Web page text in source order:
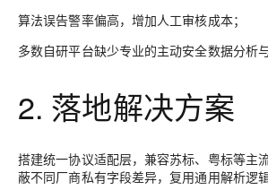
算法误告警率偏高，增加人工审核成本；
多数自研平台缺少专业的主动安全数据分析
2. 落地解决方案
搭建统一协议适配层，兼容苏标、粤标等主
蔽不同厂商私有字段差异，复用通用解析逻辑